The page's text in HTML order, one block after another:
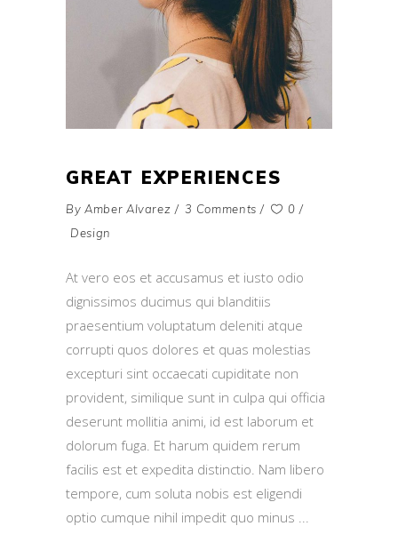
GREAT EXPERIENCES
By Amber Alvarez 3 Comments
0
Design
At vero eos et accusamus et iusto odio
dignissimos ducimus qui blanditiis
praesentium voluptatum deleniti atque
corrupti quos dolores et quas molestias
excepturi sint occaecati cupiditate non
provident, similique sunt in culpa qui officia
deserunt mollitia animi, id est laborum et
dolorum fuga. Et harum quidem rerum
facilis est et expedita distinctio. Nam libero
tempore, cum soluta nobis est eligendi
optio cumque nihil impedit quo minus